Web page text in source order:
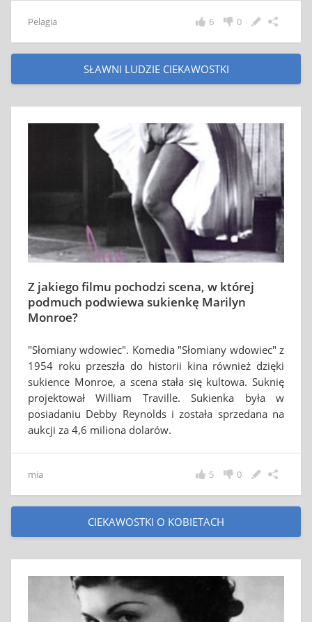
Pelagia 0
6
SŁAWNI LUDZIE CIEKAWOSTKI
Z jakiego filmu pochodzi scena, w której
podmuch podwiewa sukienkę Marilyn
Monroe?
"Słomiany wdowiec". Komedia "Słomiany wdowiec" z
1954 roku przeszła do historii kina również dzięki
sukience Monroe, a scena stała się kultowa. Suknię
projektował William Traville. Sukienka była w
posiadaniu Debby Reynolds i została sprzedana na
aukcji za 4,6 miliona dolarów.
mia 0
5
CIEKAWOSTKI O KOBIETACH